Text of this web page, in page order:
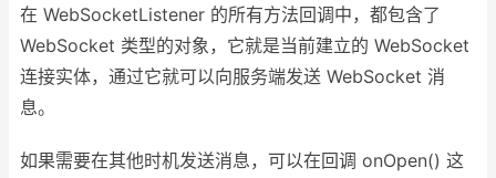
在 WebSocketListener 的所有方法回调中，都包含了
WebSocket 类型的对象，它就是当前建立的 WebSocket
连接实体，通过它就可以向服务端发送 WebSocket 消
息。
如果需要在其他时机发送消息，可以在回调 onOpen() 这